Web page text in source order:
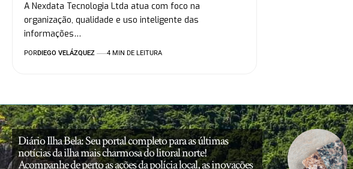
A Nexdata Tecnologia Ltda atua com foco na
organização, qualidade e uso inteligente das
informações…
PORDIEGO VELÁZQUEZ 4 MIN DE LEITURA
Diário Ilha Bela: Seu portal completo para as últimas
notícias da ilha mais charmosa do litoral norte!
Acompanhe de perto as ações da polícia local, as inovações